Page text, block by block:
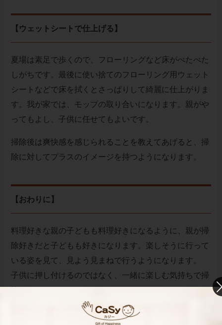
【ウェットシートで仕上げる】
夏場は素足で歩くので、フローリングなど床がべたべた
しがちです。最後に使い捨てのフローリング用ウェット
シートなどで床を拭くとさっぱりして綺麗に仕上がりま
す。我が家では、モップの取り合いになります。親がや
ってもよし、子供に任せてもよいです。
掃除後は爽快感を感じられることを教えてあげると、掃
除に対してプラスのイメージを持つようになります。
【おわりに】
料理好きな親の子どもも料理好きになるように、親が掃
除好きだと子どもも好きになります。楽しそうに行って
いる姿を見て、見よう見まねで行うようになります。
子供に押し付けるのではなく、一緒に楽しむ気持ちで掃
綺麗になった掃除後の部屋の写真を親子で見て、部屋の